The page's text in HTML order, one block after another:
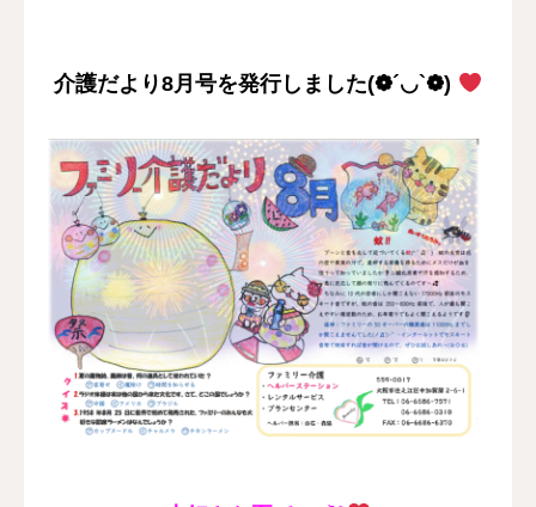
介護だより8月号を発行しました(❁´◡`❁)